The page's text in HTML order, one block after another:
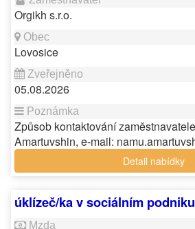
Orgikh s.r.o.
Lovosice
05.08.2026
Způsob kontaktování
Amartuvshin, e-mail:
Detail nabídky
úklízeč/ka v sociálním podniku